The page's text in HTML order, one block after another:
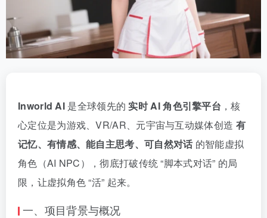
Inworld AI 是全球领先的实时 AI 角色引擎平台 ，核
心定位是为游戏、VR/AR、元宇宙与互动媒体创造 有
记忆、有情感、能自主思考、可自然对话 的智能虚拟
角色（AI NPC），彻底打破传统 “脚本式对话” 的局
限，让虚拟角色 “活” 起来。
一、项目背景与概况